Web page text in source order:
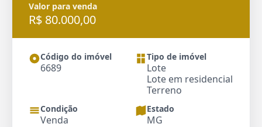
Valor para venda
R$ 80.000,00
Código do imóvel
6689
Tipo de imóvel
Lote
Lote em residencial
Terreno
Condição
Venda
Estado
MG